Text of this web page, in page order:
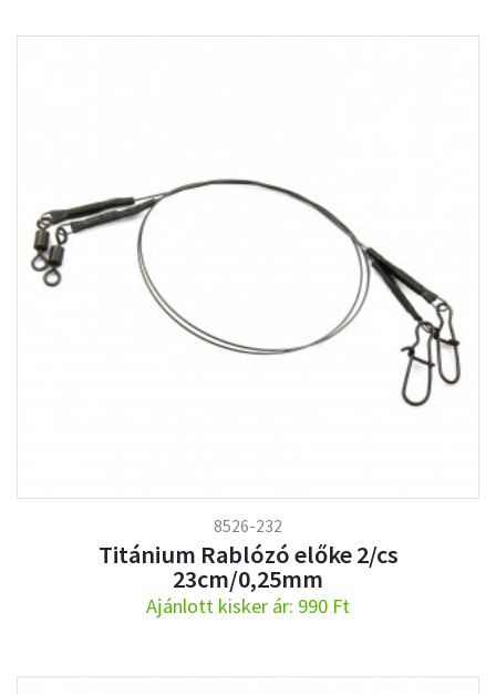
8526-232
Titánium Rablózó előke 2/cs
23cm/0,25mm
Ajánlott kisker ár: 990 Ft